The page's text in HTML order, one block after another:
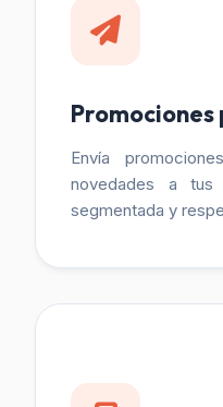
Envía
novedades a
segmentada y